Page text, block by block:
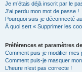
Je m’étais déjà inscrit par le
J’ai perdu mon mot de passe !
Pourquoi suis-je déconnecté
À quoi sert « Supprimer les
Préférences et paramètres
Comment puis-je modifier mes
Comment puis-je masquer
L’heure n’est pas correcte !